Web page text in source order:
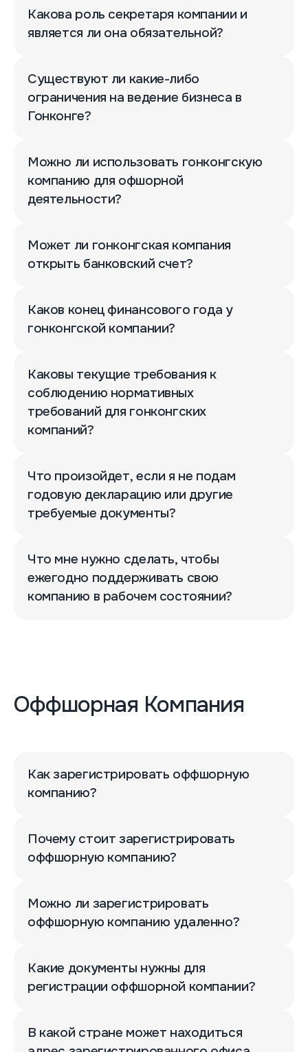
Какова роль секретаря компании и
является ли она обязательной?
Существуют ли какие-либо
ограничения на ведение бизнеса в
Гонконге?
Можно ли использовать гонконгскую
компанию для офшорной
деятельности?
Может ли гонконгская компания
открыть банковский счет?
Каков конец финансового года у
гонконгской компании?
Каковы текущие требования к
соблюдению нормативных
требований для гонконгских
компаний?
Что произойдет, если я не подам
годовую декларацию или другие
требуемые документы?
Что мне нужно сделать, чтобы
ежегодно поддерживать свою
компанию в рабочем состоянии?
Оффшорная Компания
Как зарегистрировать оффшорную
компанию?
Почему стоит зарегистрировать
оффшорную компанию?
Можно ли зарегистрировать
оффшорную компанию удаленно?
Какие документы нужны для
регистрации оффшорной компании?
В какой стране может находиться